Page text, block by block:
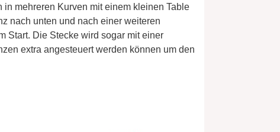
mehreren Kurven mit einem kleinen Table
nach unten und nach einer weiteren
Start. Die Stecke wird sogar mit einer
extra angesteuert werden können um den